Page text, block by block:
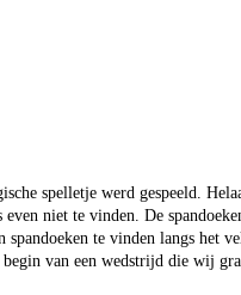
spelletje werd gespeeld.
niet te vinden. De
spandoeken te vinden langs het
van een wedstrijd die wij